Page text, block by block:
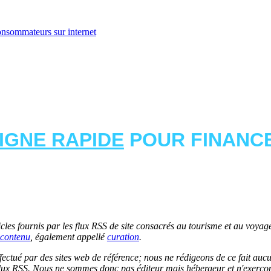
sur internet
RAPIDE POUR
fournis par les flux RSS de site consacrés au tourisme et au
, également appellécuration.
par des sites web de référence; nous ne rédigeons de ce fait
RSS. Nous ne sommes donc pas éditeur mais hébergeur et